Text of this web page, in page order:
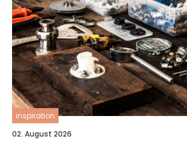
inspiration
02. August 2026